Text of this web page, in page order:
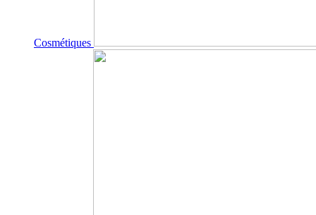
Cosmétiques